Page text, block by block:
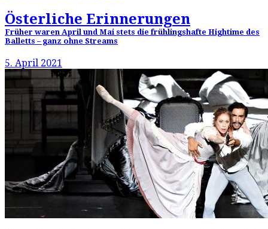
Österliche Erinnerungen
Früher waren April und Mai stets die frühlingshafte Hightime des
Balletts – ganz ohne Streams
5. April 2021